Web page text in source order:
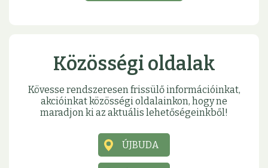
Közösségi oldalak
Kövesse rendszeresen frissülő információinkat,
akcióinkat közösségi oldalainkon, hogy ne
maradjon ki az aktuális lehetőségeinkből!
ÚJBUDA